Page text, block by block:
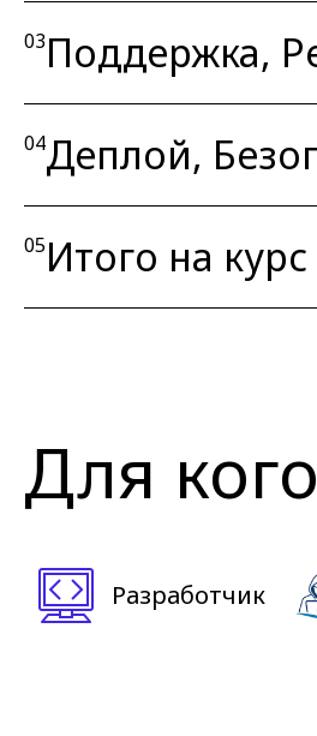
03Поддержка,
04Деплой,
05Итого на
Для кого
Разработчик